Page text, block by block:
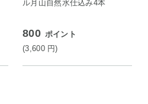
ル月山自然水仕込み4本
800 ポイント
(3,600 円)